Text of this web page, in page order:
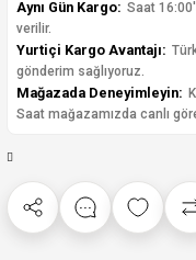
Aynı Gün Kargo: Saat
verilir.
Yurtiçi Kargo Avantajı:
gönderim sağlıyoruz.
Mağazada Deneyimleyin:
Saat mağazamızda canlı